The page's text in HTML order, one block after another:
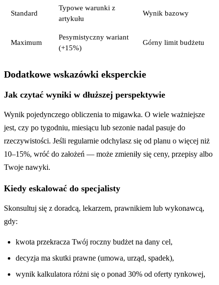
Standard
Typowe warunki z
artykułu
Wynik bazowy
Maximum
Pesymistyczny wariant
(+15%)
Górny limit budżetu
Dodatkowe wskazówki eksperckie
Jak czytać wyniki w dłuższej perspektywie
Wynik pojedynczego obliczenia to migawka. O wiele ważniejsze
jest, czy po tygodniu, miesiącu lub sezonie nadal pasuje do
rzeczywistości. Jeśli regularnie odchylasz się od planu o więcej niż
10–15%, wróć do założeń — może zmieniły się ceny, przepisy albo
Twoje nawyki.
Kiedy eskalować do specjalisty
Skonsultuj się z doradcą, lekarzem, prawnikiem lub wykonawcą,
gdy:
kwota przekracza Twój roczny budżet na dany cel,
decyzja ma skutki prawne (umowa, urząd, spadek),
wynik kalkulatora różni się o ponad 30% od oferty rynkowej,